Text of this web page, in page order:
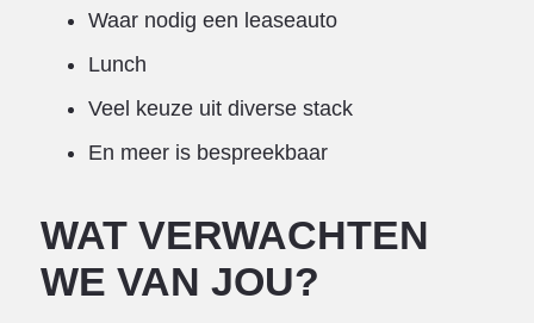
Waar nodig een leaseauto
Lunch
Veel keuze uit diverse stack
En meer is bespreekbaar
WAT VERWACHTEN
WE VAN JOU?